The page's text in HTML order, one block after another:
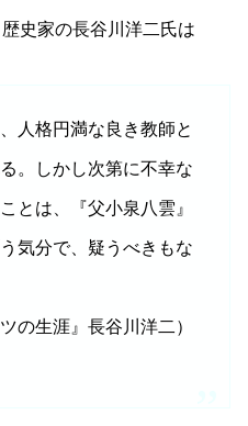
史家の長谷川洋二氏は
人格円満な良き教師と
。しかし次第に不幸な
とは、『父小泉八雲』
気分で、疑うべきもな
の生涯』長谷川洋二）